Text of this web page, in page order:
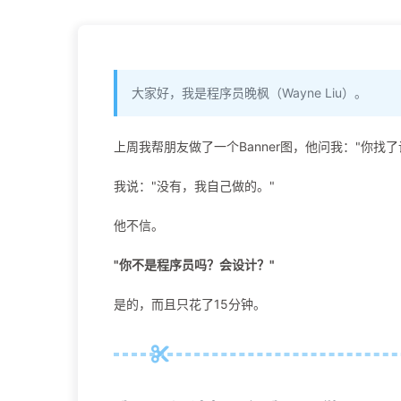
大家好，我是程序员晚枫（Wayne Liu）。
上周我帮朋友做了一个Banner图，他问我："你找
我说："没有，我自己做的。"
他不信。
"你不是程序员吗？会设计？"
是的，而且只花了15分钟。